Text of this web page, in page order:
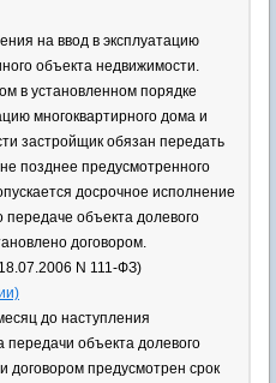
на ввод в эксплуатацию
объекта недвижимости.
в установленном порядке
многоквартирного дома и
застройщик обязан передать
позднее предусмотренного
досрочное исполнение
объекта долевого
договором.
N 111-ФЗ)
до наступления
передачи объекта долевого
договором предусмотрен срок